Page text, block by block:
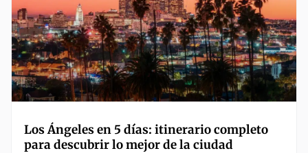
Los Ángeles en 5 días: itinerario completo
para descubrir lo mejor de la ciudad